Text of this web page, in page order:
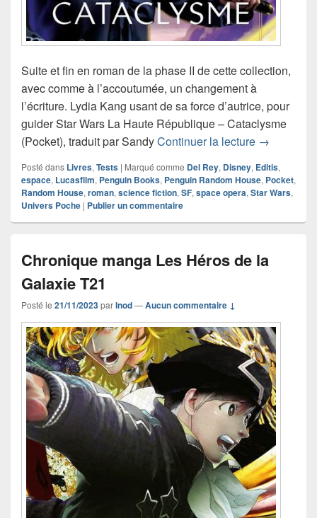
Suite et fin en roman de la phase II de cette collection,
avec comme à l’accoutumée, un changement à
l’écriture. Lydia Kang usant de sa force d’autrice, pour
guider Star Wars La Haute République – Cataclysme
(Pocket), traduit par SandyContinuer la lecture Chronique
→
Posté dans Livres, Tests | Marqué comme Del Rey, Disney, Editis,
espace, Lucasfilm, Penguin Books, Penguin Random House, Pocket,
Random House, roman, science fiction, SF, space opera, Star Wars,
Univers Poche | Publier un commentaire
Chronique manga Les Héros de la
Galaxie T21
Posté le 21/11/2023parInod—Aucun commentaire ↓